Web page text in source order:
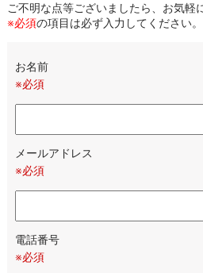
ご不明な点等ございましたら、お気軽
※必須の項目は必ず入力してください。
お名前
※必須
メールアドレス
※必須
電話番号
※必須